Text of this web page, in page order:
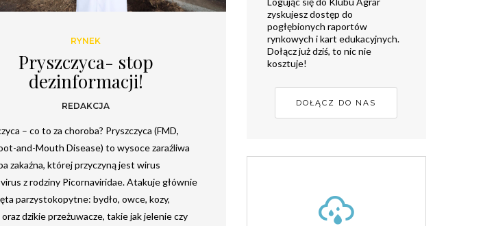
RYNEK
Pryszczyca- stop
dezinformacji!
REDAKCJA
– co to za choroba? Pryszczyca (FMD,
and-Mouth Disease) to wysoce zaraźliwa
zakaźna, której przyczyną jest wirus
z rodziny Picornaviridae. Atakuje głównie
parzystokopytne: bydło, owce, kozy,
dzikie przeżuwacze, takie jak jelenie czy
zyskujesz dostęp do
pogłębionych raportów
rynkowych i kart edukacyjnych.
Dołącz już dziś, to nic nie
kosztuje!
DOŁĄCZ DO NAS
Newsletter
Ci nasze najlepsze artykuły!